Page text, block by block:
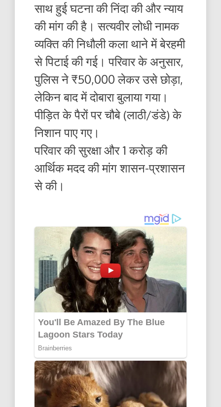
साथ हुई घटना की निंदा की और न्याय
की मांग की है। सत्यवीर लोधी नामक
व्यक्ति की निधौली कला थाने में बेरहमी
से पिटाई की गई। परिवार के अनुसार,
पुलिस ने ₹50,000 लेकर उसे छोड़ा,
लेकिन बाद में दोबारा बुलाया गया।
पीड़ित के पैरों पर चौबे (लाठी/डंडे) के
निशान पाए गए।
परिवार की सुरक्षा और 1 करोड़ की
आर्थिक मदद की मांग शासन-प्रशासन
से की।